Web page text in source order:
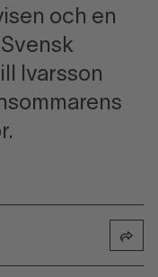
och en
Ivarsson